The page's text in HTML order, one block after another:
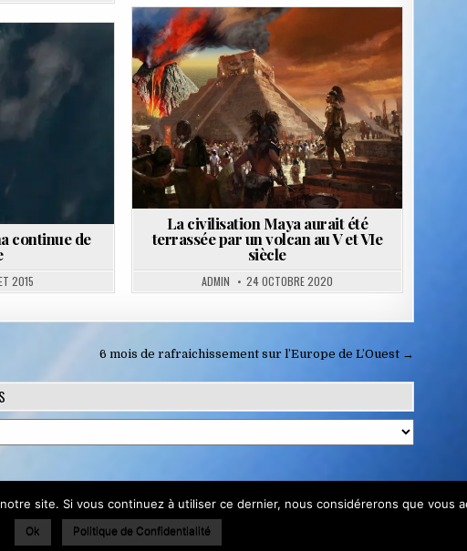
Posted
in
La civilisation Maya aurait été
terrassée par un volcan au V et VIe
siècle
ADMIN 24 OCTOBRE 2020
continue de
2015
6 mois de rafraichissement sur l’Europe de L’Ouest →
La Terre du Futur - Copyright © 2003-2026 - Site sans but lucratif
vous acceptez leur utilisation.
relative aux cookies
site. Si vous continuez à utiliser ce dernier, nous considérerons que vous
Ok Politique de Confidentialité